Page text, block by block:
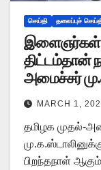
செய்தி தலைப்புச்
திட்டம்தான்
அமைச்சர்
MARCH 1,
தமிழக முதல்-
பிறந்தநாள்